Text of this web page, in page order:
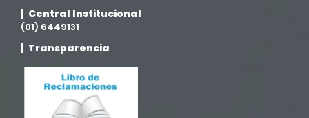
Movilidad Académica
Noticias
Posgrado
Central Institucional
(01) 6449131
Transparencia